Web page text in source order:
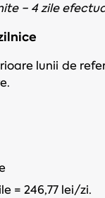
− 4 zile
lunii de
= 246,77 lei/zi.